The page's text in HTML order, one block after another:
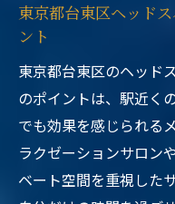
東京都台東区ヘッド
ント
東京都台東区のヘッド
のポイントは、駅近く
でも効果を感じられる
ラクゼーションサロン
ベート空間を重視した